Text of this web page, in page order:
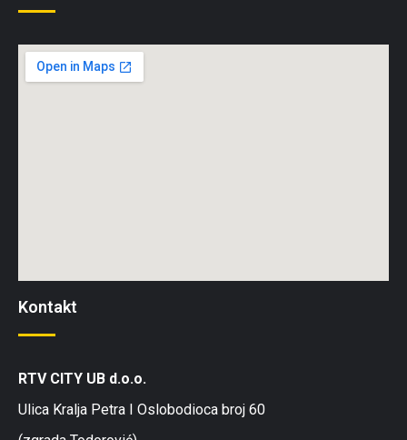
Kontakt
RTV CITY UB d.o.o.
Ulica Kralja Petra I Oslobodioca broj 60